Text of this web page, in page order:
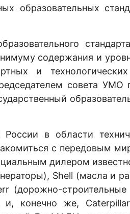
образовательных
стандарта
содержания и
и
совета УМО
в области
с передовым
дилером
Shell (масла и
(дорожно-
конечно же,